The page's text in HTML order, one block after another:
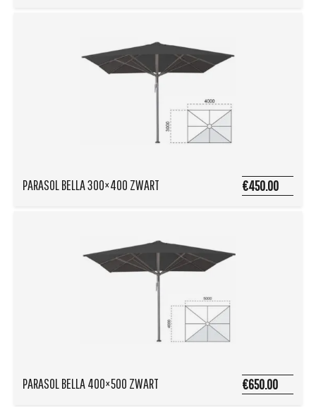
PARASOL BELLA 300×400 ZWART €450.00
PARASOL BELLA 400×500 ZWART €650.00